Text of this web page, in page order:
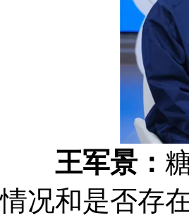
王军景：
情况和是否存